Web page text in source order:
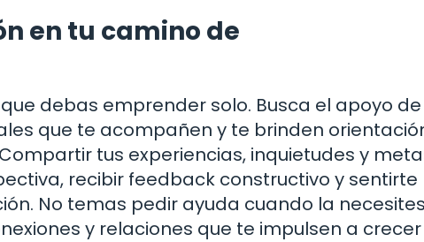
en tu camino de
debas emprender solo. Busca el apoyo de
que te acompañen y te brinden
tus experiencias, inquietudes y
recibir feedback constructivo y sentirte
No temas pedir ayuda cuando la
y relaciones que te impulsen a